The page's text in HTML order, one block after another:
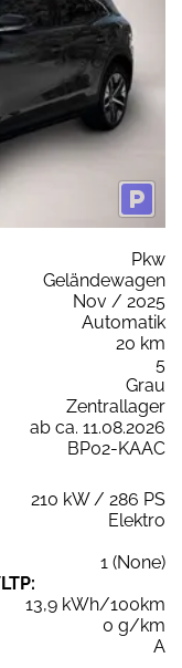
Pkw
Geländewagen
Nov / 2025
Automatik
20 km
5
Grau
Zentrallager
ab ca. 11.08.2026
BP02-KAAC
210 kW / 286 PS
Elektro
1 (None)
13,9 kWh/100km
0 g/km
A